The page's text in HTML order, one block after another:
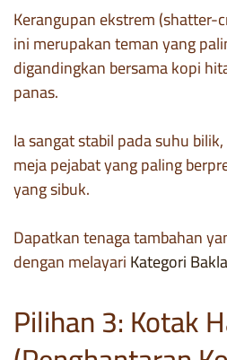
Kerangupan ekstrem (shatter-
ini merupakan teman yang
digandingkan bersama kopi
panas.
Ia sangat stabil pada suhu
meja pejabat yang paling
yang sibuk.
Dapatkan tenaga tambahan
dengan melayariKategori
Pilihan 3: Kotak